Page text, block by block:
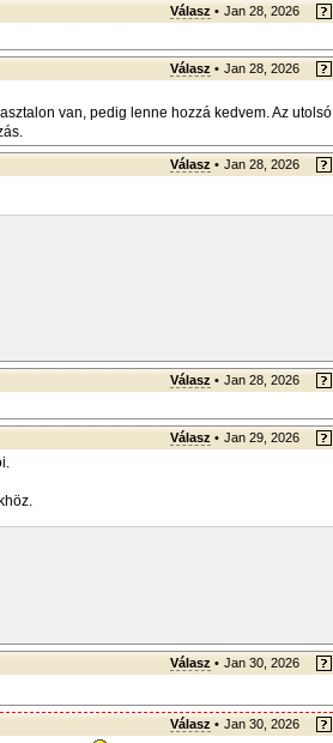
Válasz • Jan 28, 2026
Válasz • Jan 28, 2026
van, pedig lenne hozzá kedvem. Az utolsó
Válasz • Jan 28, 2026
Válasz • Jan 28, 2026
Válasz • Jan 29, 2026
Válasz • Jan 30, 2026
Válasz • Jan 30, 2026